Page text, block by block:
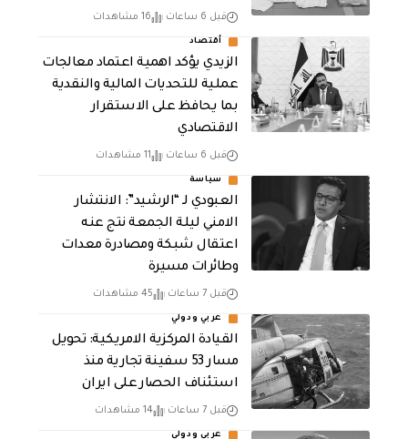
قبل 6 ساعات 16 مشاهدات
أقتصاد
الزيدي يؤكد اهمية اعتماد معالجات
عملية للتحديات المالية والنقدية
بما يحافظ على الاستقرار
الاقتصادي
قبل 6 ساعات 11 مشاهدات
سياسة
العبودي لـ “الرشيد”: الانتشار
الامني ليلة الجمعة نتج عنه
اعتقال شبكة ومصادرة معدات
وطائرات مسيرة
قبل 7 ساعات 45 مشاهدات
عربي ودولي
القيادة المركزية الامريكية: تحويل
مسار 53 سفينة تجارية منذ
استئناف الحصار على ايران
قبل 7 ساعات 14 مشاهدات
عربي ودولي